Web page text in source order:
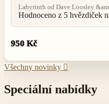
Labyrinth od Dave Loosley
Hodnoceno z 5 hvězdiček
950 Kč
Všechny novinky 
Speciální nabídky